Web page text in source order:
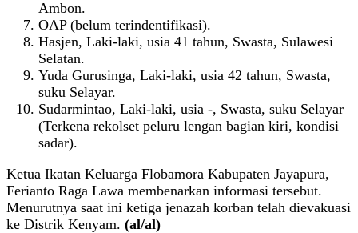
Ambon.
OAP (belum terindentifikasi).
Hasjen, Laki-laki, usia 41 tahun, Swasta, Sulawesi
Selatan.
Yuda Gurusinga, Laki-laki, usia 42 tahun, Swasta,
suku Selayar.
Sudarmintao, Laki-laki, usia -, Swasta, suku Selayar
(Terkena rekolset peluru lengan bagian kiri, kondisi
sadar).
Ketua Ikatan Keluarga Flobamora Kabupaten Jayapura,
Ferianto Raga Lawa membenarkan informasi tersebut.
Menurutnya saat ini ketiga jenazah korban telah dievakuasi
ke Distrik Kenyam. (al/al)